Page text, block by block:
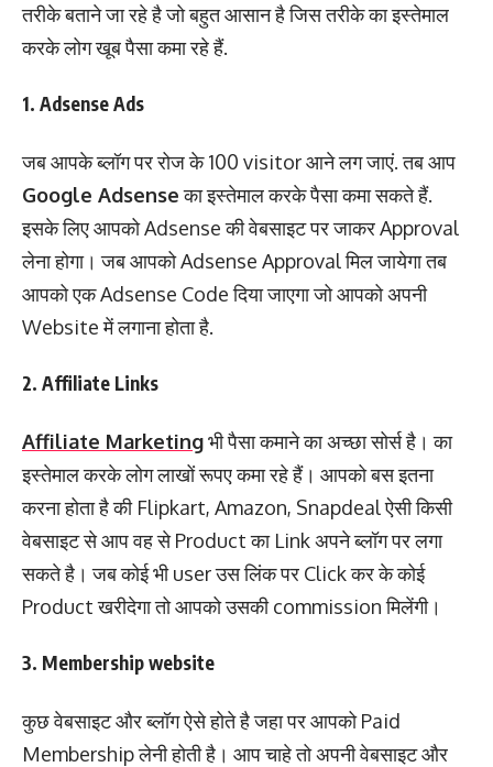
तरीके बताने जा रहे है जो बहुत आसान है जिस तरीके का इस्तेमाल
करके लोग खूब पैसा कमा रहे हैं.
1. Adsense Ads
जब आपके ब्लॉग पर रोज के 100 visitor आने लग जाएं. तब आप
Google Adsenseका इस्तेमाल करके पैसा कमा सकते हैं.
इसके लिए आपको Adsense की वेबसाइट पर जाकर Approval
लेना होगा। जब आपको Adsense Approval मिल जायेगा तब
आपको एक Adsense Code दिया जाएगा जो आपको अपनी
Website में लगाना होता है.
2. Affiliate Links
Affiliate Marketingभी पैसा कमाने का अच्छा सोर्स है। का
इस्तेमाल करके लोग लाखों रूपए कमा रहे हैं। आपको बस इतना
करना होता है की Flipkart, Amazon, Snapdeal ऐसी किसी
वेबसाइट से आप वह से Product का Link अपने ब्लॉग पर लगा
सकते है। जब कोई भी user उस लिंक पर Click कर के कोई
Product खरीदेगा तो आपको उसकी commission मिलेंगी।
3. Membership website
कुछ वेबसाइट और ब्लॉग ऐसे होते है जहा पर आपको Paid
Membership लेनी होती है। आप चाहे तो अपनी वेबसाइट और